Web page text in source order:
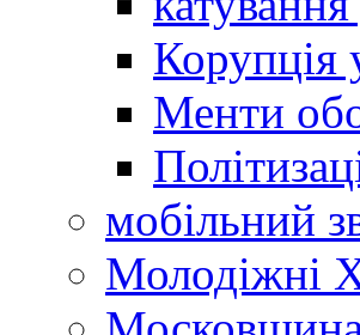
Менти
мобільний
Молодіжні